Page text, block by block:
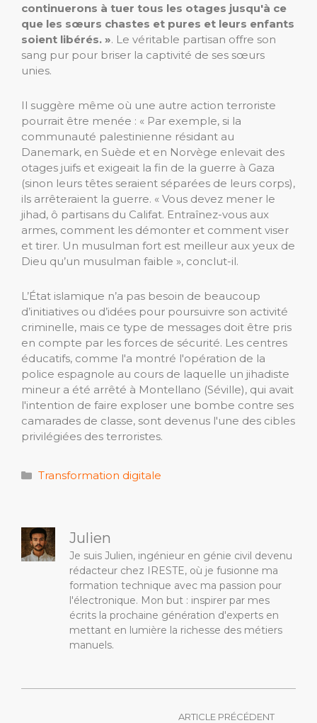
continuerons à tuer tous les otages jusqu'à ce
que les sœurs chastes et pures et leurs enfants
soient libérés. ». Le véritable partisan offre son
sang pur pour briser la captivité de ses sœurs
unies.
Il suggère même où une autre action terroriste
pourrait être menée : « Par exemple, si la
communauté palestinienne résidant au
Danemark, en Suède et en Norvège enlevait des
otages juifs et exigeait la fin de la guerre à Gaza
(sinon leurs têtes seraient séparées de leurs corps),
ils arrêteraient la guerre. « Vous devez mener le
jihad, ô partisans du Califat. Entraînez-vous aux
armes, comment les démonter et comment viser
et tirer. Un musulman fort est meilleur aux yeux de
Dieu qu’un musulman faible », conclut-il.
L’État islamique n’a pas besoin de beaucoup
d’initiatives ou d’idées pour poursuivre son activité
criminelle, mais ce type de messages doit être pris
en compte par les forces de sécurité. Les centres
éducatifs, comme l'a montré l'opération de la
police espagnole au cours de laquelle un jihadiste
mineur a été arrêté à Montellano (Séville), qui avait
l'intention de faire exploser une bombe contre ses
camarades de classe, sont devenus l'une des cibles
privilégiées des terroristes.
Catégories
Transformation digitale
Julien
Je suis Julien, ingénieur en génie civil devenu
rédacteur chez IRESTE, où je fusionne ma
formation technique avec ma passion pour
l'électronique. Mon but : inspirer par mes
écrits la prochaine génération d'experts en
mettant en lumière la richesse des métiers
manuels.
ARTICLE PRÉCÉDENT